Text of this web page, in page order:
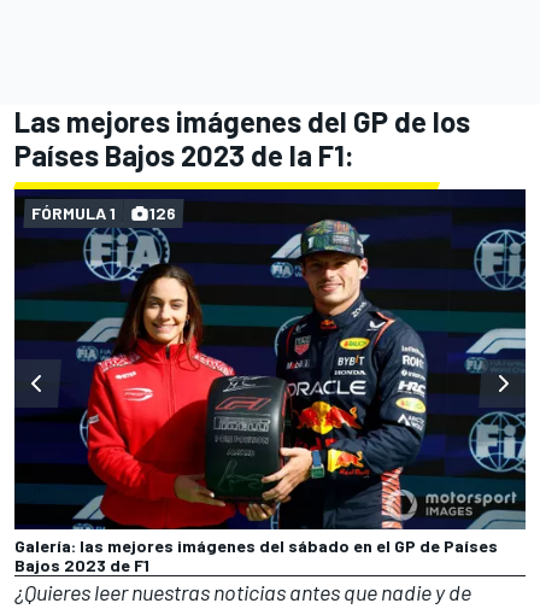
Las mejores imágenes del GP de los
Países Bajos 2023 de la F1:
Galería: las mejores imágenes del sábado en el GP de Países
Bajos 2023 de F1
FÓRMULA 1 126
¿Quieres leer nuestras noticias antes que nadie y de